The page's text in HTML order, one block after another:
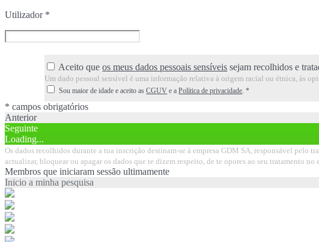
Utilizador *
Aceito queos meus dados pessoais sensíveis sejam recolhidos e
Um dado pessoal sensível é uma informação relativa à origem racial ou étnica, às
Sou maior de idade e aceito asCGUV e aPolítica de privacidade .*
* campos obrigatórios
Anterior
Seguinte
Loading...
Os dados recolhidos durante a tua inscrição destinam-se à empresa GDM SA, responsável pelo
actualizar, bloquear ou apagar os dados que te dizem respeito, de te opores ao seu tratamento no
Membros que iniciaram sessão ultimamente
Inicio a minha pesquisa